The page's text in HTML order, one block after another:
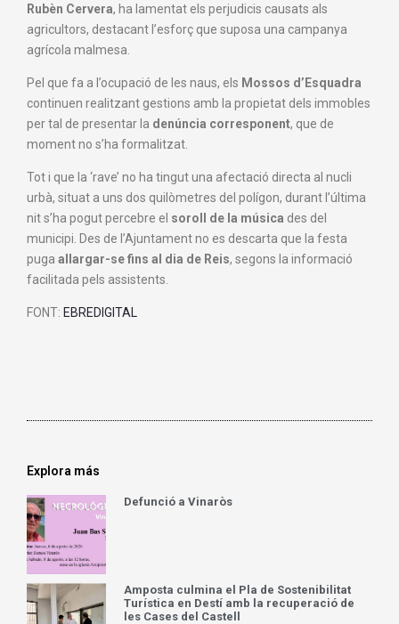
Rubèn Cervera, ha lamentat els perjudicis causats als
agricultors, destacant l’esforç que suposa una campanya
agrícola malmesa.
Pel que fa a l’ocupació de les naus, els Mossos d’Esquadra
continuen realitzant gestions amb la propietat dels immobles
per tal de presentar la denúncia corresponent, que de
moment no s’ha formalitzat.
Tot i que la ‘rave’ no ha tingut una afectació directa al nucli
urbà, situat a uns dos quilòmetres del polígon, durant l’última
nit s’ha pogut percebre el soroll de la música des del
municipi. Des de l’Ajuntament no es descarta que la festa
puga allargar-se fins al dia de Reis, segons la informació
facilitada pels assistents.
FONT: EBREDIGITAL
Explora más
Defunció a Vinaròs
Amposta culmina el Pla de Sostenibilitat
Turística en Destí amb la recuperació de
les Cases del Castell